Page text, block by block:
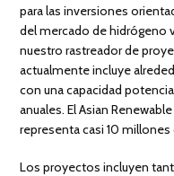
para las inversiones
del mercado de hidrógeno
nuestro rastreador de
actualmente incluye
con una capacidad
anuales. El Asian
representa casi 10
Los proyectos incluyen